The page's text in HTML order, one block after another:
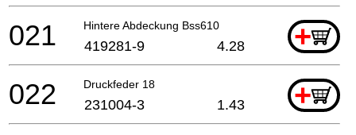
Hintere Abdeckung Bss610 +
021 419281-9 4.28
Druckfeder 18 +
022 231004-3 1.43